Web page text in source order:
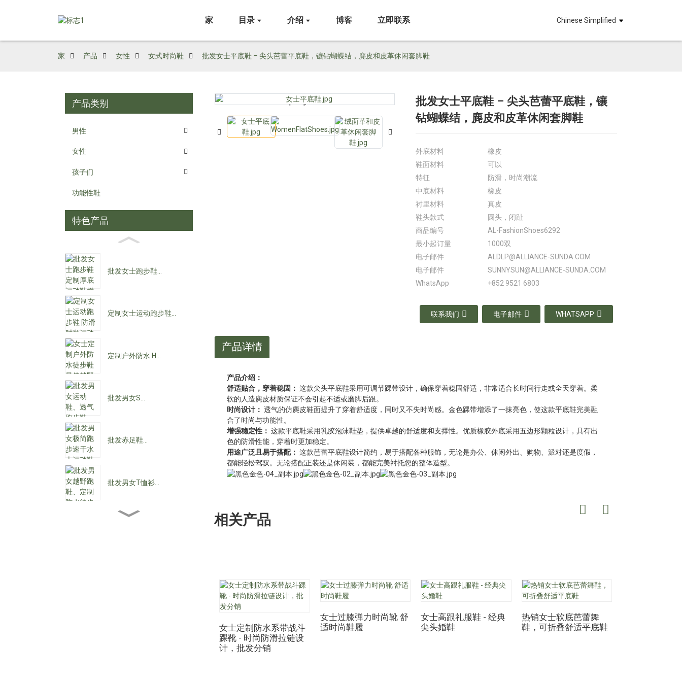
家 目录 介绍 博客 立即联系 Chinese Simplified
家 产品 女性 女式时尚鞋 批发女士平底鞋 – 尖头芭蕾平底鞋，镶钻蝴蝶结，麂皮和皮革休闲套脚鞋
产品类别
男性
女性
孩子们
功能性鞋
特色产品
批发女士跑步鞋...
定制女士运动跑步鞋...
定制户外防水 H...
批发男女S...
批发赤足鞋...
批发男女T恤衫...
Loading...
Loading... Loading...
Loading... Loading...
Loading...
批发女士平底鞋 – 尖头芭蕾平底鞋，镶
钻蝴蝶结，麂皮和皮革休闲套脚鞋
外底材料
橡皮
鞋面材料
可以
特征
防滑，时尚潮流
中底材料
橡皮
衬里材料
真皮
鞋头款式
圆头，闭趾
商品编号
AL-FashionShoes6292
最小起订量
1000双
电子邮件
ALDLP@ALLIANCE-SUNDA.COM
电子邮件
SUNNYSUN@ALLIANCE-SUNDA.COM
WhatsApp
+852 9521 6803
联系我们 电子邮件 WHATSAPP
产品详情
产品介绍：
舒适贴合，穿着稳固：这款尖头平底鞋采用可调节踝带设计，确保穿着稳固舒适，非常适合长时间行走或全天穿着。柔
软的人造麂皮材质保证不会引起不适或磨脚后跟。
时尚设计： 透气的仿麂皮鞋面提升了穿着舒适度，同时又不失时尚感。金色踝带增添了一抹亮色，使这款平底鞋完美融
合了时尚与功能性。
增强稳定性： 这款平底鞋采用乳胶泡沫鞋垫，提供卓越的舒适度和支撑性。优质橡胶外底采用五边形颗粒设计，具有出
色的防滑性能，穿着时更加稳定。
用途广泛且易于搭配：这款芭蕾平底鞋设计简约，易于搭配各种服饰，无论是办公、休闲外出、购物、派对还是度假，
都能轻松驾驭。无论搭配正装还是休闲装，都能完美衬托您的整体造型。
相关产品
女士定制防水系带战斗
踝靴 - 时尚防滑拉链设
计，批发分销
女士过膝弹力时尚靴 舒
适时尚鞋履
女士高跟礼服鞋 - 经典
尖头婚鞋
热销女士软底芭蕾舞
鞋，可折叠舒适平底鞋